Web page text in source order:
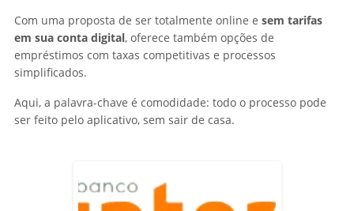
Com uma proposta de ser totalmente online e sem tarifas
em sua conta digital, oferece também opções de
empréstimos com taxas competitivas e processos
simplificados.
Aqui, a palavra-chave é comodidade: todo o processo pode
ser feito pelo aplicativo, sem sair de casa.